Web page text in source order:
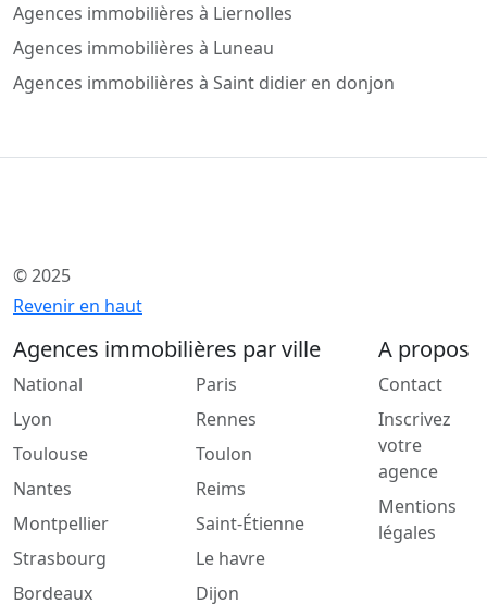
Agences immobilières à Liernolles
Agences immobilières à Luneau
Agences immobilières à Saint didier en donjon
© 2025
Revenir en haut
Agences immobilières par ville
National
Lyon
Toulouse
Nantes
Montpellier
Strasbourg
Bordeaux
Paris
Rennes
Toulon
Reims
Saint-Étienne
Le havre
Dijon
A propos
Contact
Inscrivez
votre
agence
Mentions
légales